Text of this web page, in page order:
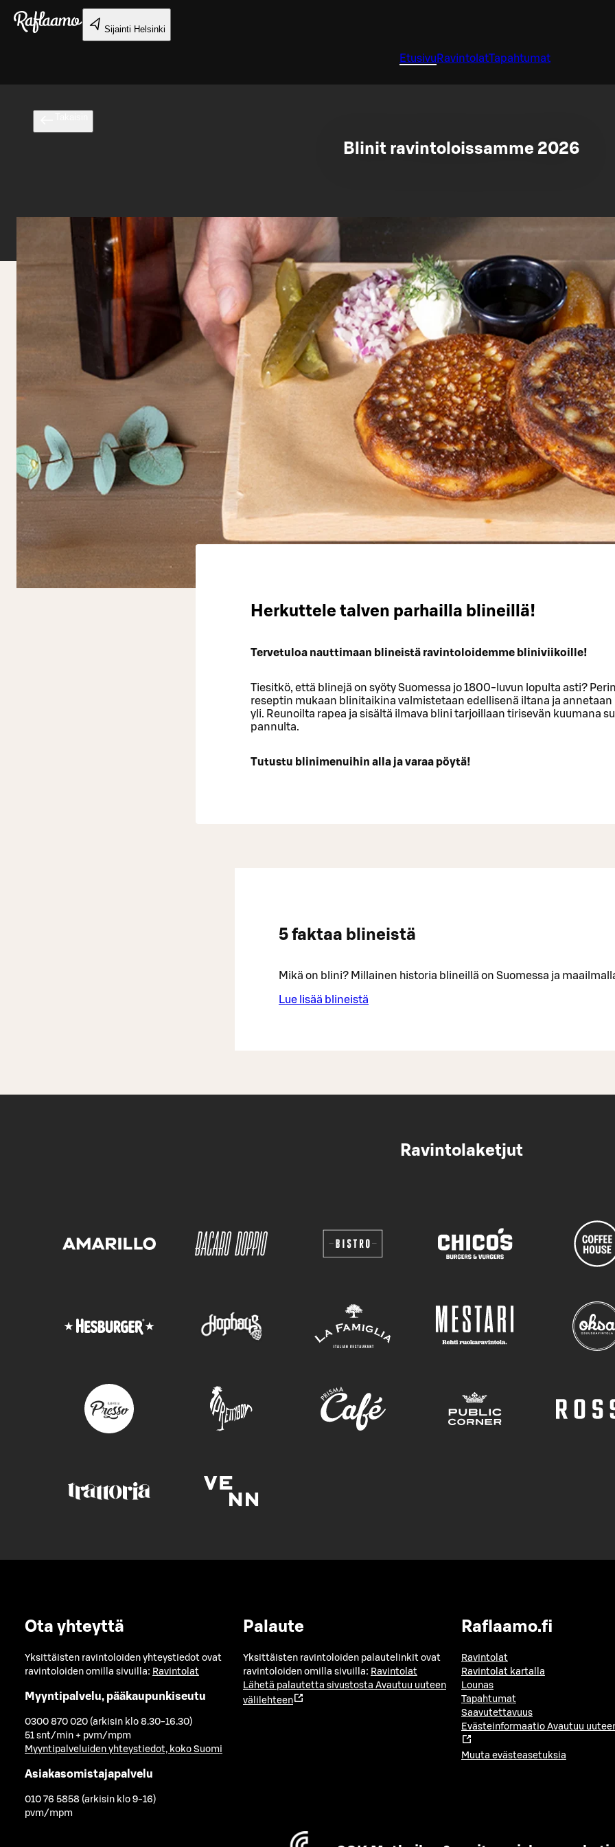
Siirry pääsisältöön
Sijainti Helsinki
Etusivu RavintolatTapahtumat
Blinit ravintoloissamme 2026
Herkuttele talven parhailla blineillä!
Tervetuloa nauttimaan blineistä ravintoloidemme bliniviikoille!
Tiesitkö, että blinejä on syöty Suomessa jo 1800-luvun lopulta asti?
reseptin mukaan blinitaikina valmistetaan edellisenä iltana ja annetaan
yli. Reunoilta rapea ja sisältä ilmava blini tarjoillaan tirisevän kuumana
pannulta.
Tutustu blinimenuihin alla ja varaa pöytä!
5 faktaa blineistä
Mikä on blini? Millainen historia blineillä on Suomessa ja
Lue lisää blineistä
Ravintolaketjut
Ota yhteyttä
Yksittäisten ravintoloiden yhteystiedot ovat
ravintoloiden omilla sivuilla: Ravintolat
Myyntipalvelu, pääkaupunkiseutu
0300 870 020 (arkisin klo 8.30-16.30)
51 snt/min + pvm/mpm
Myyntipalveluiden yhteystiedot, koko Suomi
Asiakasomistajapalvelu
010 76 5858 (arkisin klo 9-16)
pvm/mpm
Palaute
Yksittäisten ravintoloiden palautelinkit ovat
ravintoloiden omilla sivuilla: Ravintolat
Lähetä palautetta sivustosta Avautuu uuteen
välilehteen
Raflaamo.fi
Ravintolat
Ravintolat kartalla
Lounas
Tapahtumat
Saavutettavuus
Evästeinformaatio Avautuu
Muuta evästeasetuksia